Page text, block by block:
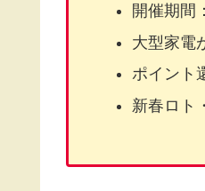
開催期間
大型家電
ポイント
新春ロト